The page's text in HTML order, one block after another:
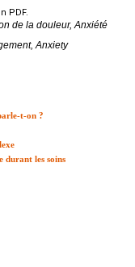
PDF.
de la douleur, Anxiété
Anxiety
t-on ?
durant les soins